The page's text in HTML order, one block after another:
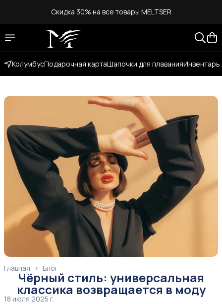
Скидка 30% на все товары MELTSER
Бесплатная доставка по России при заказе от 3000 рублей
КолумбусПодарочная картаШапочки для плаванияИнвентарь
Блог
Главная ›
Чёрный стиль: универсальная
классика возвращается в моду
18 июля 2025 г.